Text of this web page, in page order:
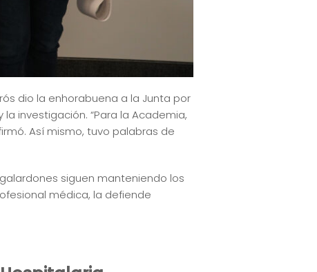
dio la enhorabuena a la Junta por
investigación. “Para la Academia,
Así mismo, tuvo palabras de
siguen manteniendo los
médica, la defiende